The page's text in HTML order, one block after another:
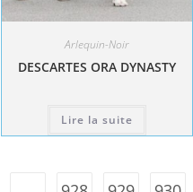
Arlequin-Noir
DESCARTES ORA DYNASTY
Lire la suite